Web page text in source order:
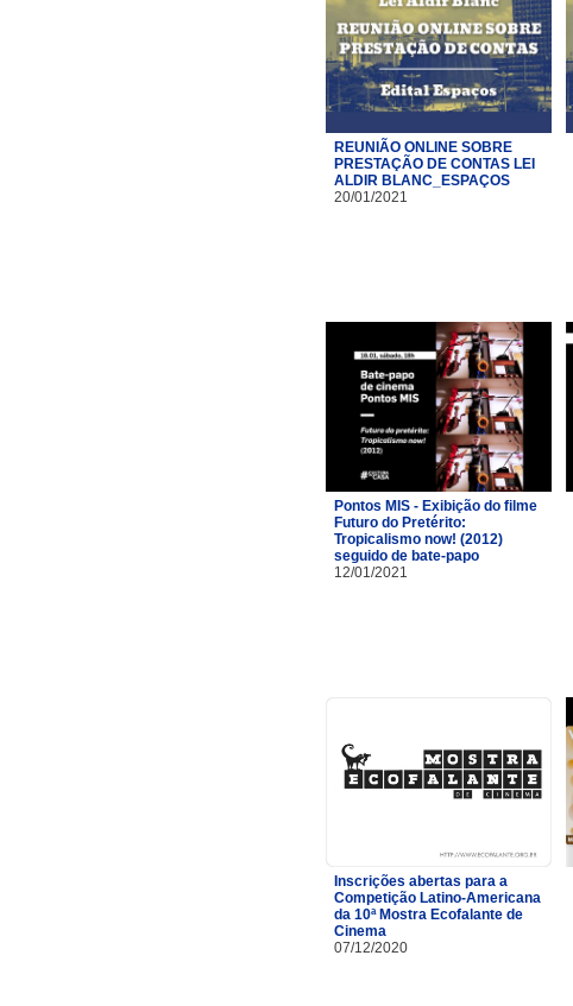
REUNIÃO ONLINE SOBRE
PRESTAÇÃO DE CONTAS LEI
ALDIR BLANC_ESPAÇOS
20/01/2021
Pontos MIS - Exibição do filme
Futuro do Pretérito:
Tropicalismo now! (2012)
seguido de bate-papo
12/01/2021
Inscrições abertas para a
Competição Latino-Americana
da 10ª Mostra Ecofalante de
Cinema
07/12/2020